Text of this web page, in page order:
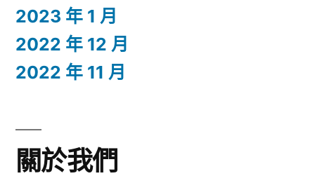
2023 年 1 月
2022 年 12 月
2022 年 11 月
關於我們